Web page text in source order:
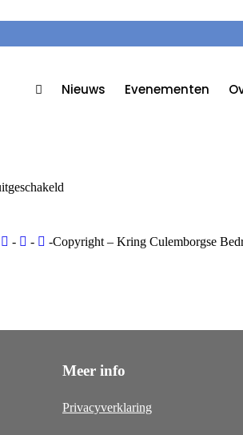
Nieuws Evenementen
- - -Copyright – Kring Culemborgse
Meer info
Privacyverklaring